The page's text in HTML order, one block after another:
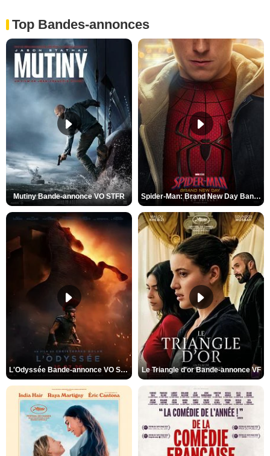
Top Bandes-annonces
Mutiny Bande-annonce VO STFR Spider-Man: Brand New Day Bande-annonce VO STFR
L'Odyssée Bande-annonce VO STFR Le Triangle d'or Bande-annonce VF